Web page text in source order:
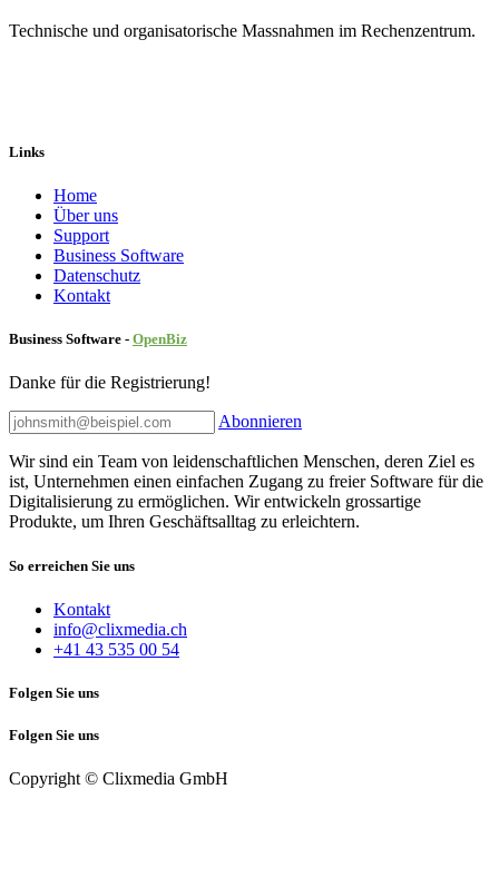
Technische und organisatorische Massnahmen im Rechenzentrum.
Links
Home
Über uns
Sup​port
Business Software
Datenschutz
Kontakt
Business Software - OpenBiz
Danke für die Registrierung!
Abonnieren
Wir sind ein Team von leidenschaftlichen Menschen, deren Ziel es
ist, Unternehmen einen einfachen Zugang zu freier Software für die
Digitalisierung zu ermöglichen. Wir entwickeln grossartige
Produkte, um Ihren Geschäftsalltag zu erleichtern.
So erreichen Sie uns
Kontakt
info@clixmedia.ch
+41 43 535 00 54
Folgen Sie uns
Folgen Sie uns
Copyright © Clixmedia GmbH